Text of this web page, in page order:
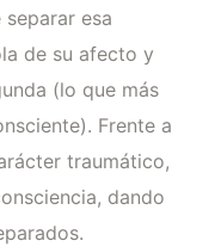
esa
de su afecto y
(lo que más
Frente a
traumático,
dando